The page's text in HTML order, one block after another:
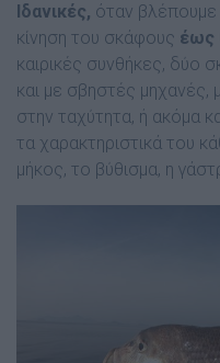
Ιδανικές, όταν
κίνηση του σκάφους έως
καιρικές συνθήκες, δύο
και με σβηστές μηχανές,
στην ταχύτητα, ή ακόμα
τα χαρακτηριστικά του
μήκος, το βύθισμα, η